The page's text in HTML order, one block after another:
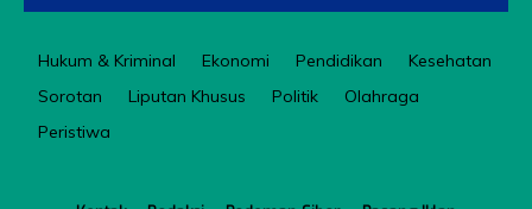
Hukum & Kriminal Ekonomi Pendidikan
Kesehatan
Sorotan
Liputan Khusus Politik
Olahraga
Peristiwa